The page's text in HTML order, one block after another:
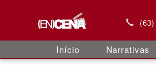
Início Narrativas